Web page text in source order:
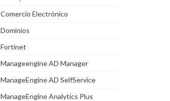
Comercio Electrónico
Dominios
Fortinet
Manageengine AD Manager
ManageEngine AD SelfService
ManageEngine Analytics Plus